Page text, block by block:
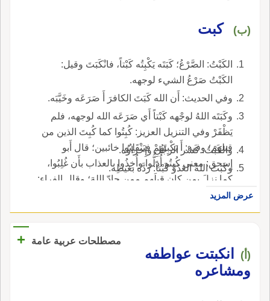
(ب) كبت
الكَبْتُ: الصَّرْعُ؛ كَبَتَه يَكْبِتُه كَبْتاً، فانْكَبَتَ وقيل:
الكَبْتُ صَرْعُ الشيء لوجهه.
وفي الحديث: أَن الله كَبَتَ الكافرَ أَ صَرَعَه وخَيَّبَه.
وكَبَتَه اللهُ لوجْهه كَبْتاً أَي صَرَعَه الله لوجهه، فلم
يَظْفَرْ وفي التنزيل العزيز: كُبِتُوا كما كُبِتَ الذين من
قبلهم؛ وفيه: أَ يَكْبِتَهُمْ فيَنْقَلِبُوا خائبين؛ قال أَبو
إِسحق: معنى كُبِتُو أُذِلُّوا وأُخِذُوا بالعذاب بأَن غُلِبُوا،
كما نزلَ بمن كان قبلَهم ممن حادّ اللهَ؛ وقال الفراء:
كُبِتُوا أَي غِيظُوا وأُحْزنُوا يوم الخَنْدَقِ، كم كُبِتَ مَن
قاتَلَ الأَنبياءَ قبلهم؛ قال الأَزهري: وقال من احْتَجّ
الكَبِدِ، وه مَعْدِنُ الغَيْظ والأَحْقادِ، فكأَن الغَيْظَ، لما
بَلَغَ بهم مَبْلَغه أَصابَ أَكبادَهم فأَحْرَقَها، ولهذا قيل
للأَعداء: هم سُودُ الأَكْباد وفي الحديث: أَنه رأَى كلحةً
والكَبْتُ: كَسْر الرجُلِ وإِخزاؤُه.
وكَبَتَ اللهُ العَدُوَّ كَبْتاً: رَدَّه بغيظِه.
عرض المزيد
مصطلحات عربية عامة +
(أ)
انكبتت عواطفه
ومشاعره